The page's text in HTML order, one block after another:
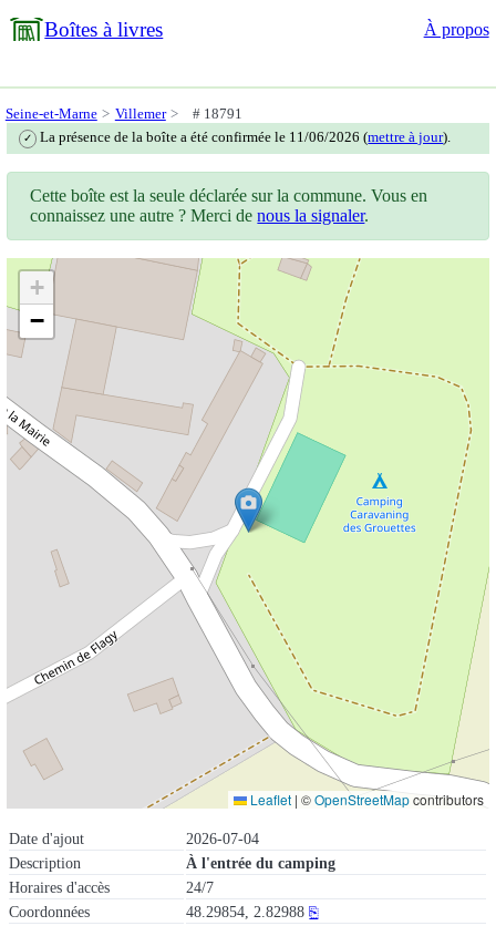
Boîtes à livres À propos
Seine-et-Marne Villemer # 18791
✓ La présence de la boîte a été confirmée le 11/06/2026 (mettre à jour).
Date d'ajout
2026-07-04
Description
À l'entrée du camping
Horaires d'accès
24/7
Coordonnées
48.29854, 2.82988 ⎘
Cette boîte est la seule déclarée sur la commune. Vous en
connaissez une autre ? Merci denous la signaler.
+
−
Leaflet | ©OpenStreetMapcontributors